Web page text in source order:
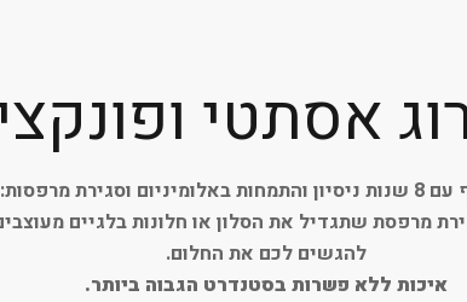
אסתטי
וסגירת מרפסות:
מרפסת שתגדיל את הסלון או חלונות בלגיים
להגשים לכם את החלום.
איכות ללא פשרות בסטנדרט הגבוה ביותר.